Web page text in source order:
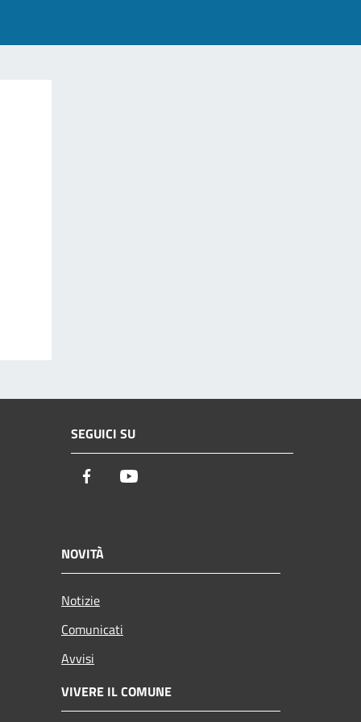
SEGUICI SU
Facebook
NOVITÀ
Notizie
Comunicati
Avvisi
VIVERE IL COMUNE